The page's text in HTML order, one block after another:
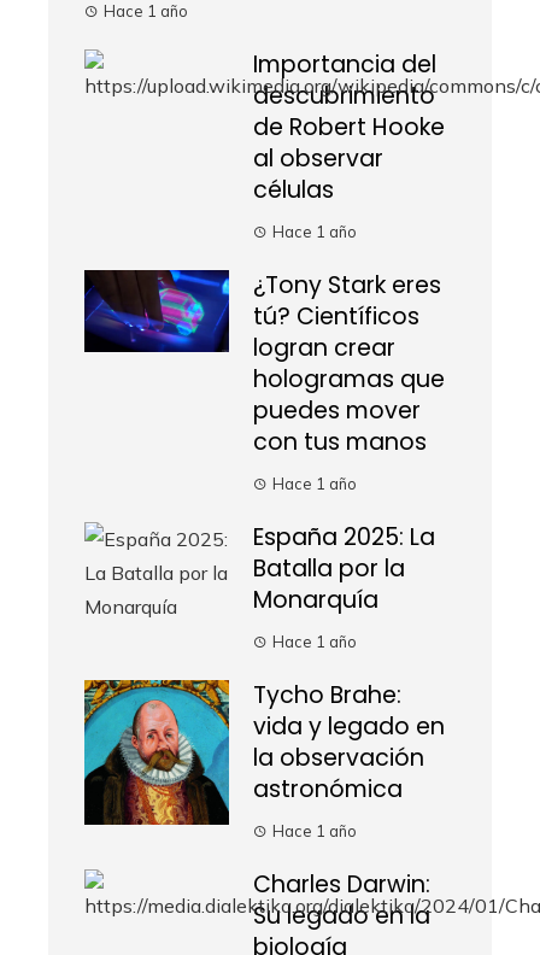
Hace 1 año
Importancia del
descubrimiento
de Robert Hooke
al observar
células
Hace 1 año
¿Tony Stark eres
tú? Científicos
logran crear
hologramas que
puedes mover
con tus manos
Hace 1 año
España 2025: La
Batalla por la
Monarquía
Hace 1 año
Tycho Brahe:
vida y legado en
la observación
astronómica
Hace 1 año
Charles Darwin:
Su legado en la
biología